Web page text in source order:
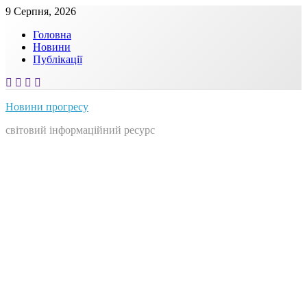
Skip
content
9 Серпня, 2026
Головна
Новини
Публікації
Новини прогресу
світовий інформаційний ресурс